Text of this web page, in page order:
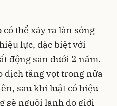
thể xảy ra làn sóng
lực, đặc biệt với
động sản dưới 2 năm.
dịch tăng vọt trong nửa
sau khi luật có hiệu
sẽ nguội lạnh do giới